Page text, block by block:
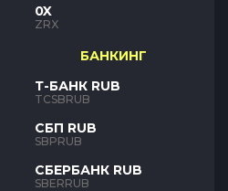
0X
ZRX
БАНКИНГ
Т-БАНК RUB
TCSBRUB
СБП RUB
SBPRUB
СБЕРБАНК RUB
SBERRUB